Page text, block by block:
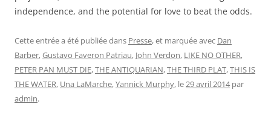
independence, and the potential for love to beat the odds.
Cette entrée a été publiée dans Presse, et marquée avec Dan
Barber,Gustavo Faveron Patriau, John Verdon, LIKE NO OTHER,
PETER PAN MUST DIE,THE ANTIQUARIAN,THE THIRD PLAT,THIS IS
THE WATER, Una LaMarche,Yannick Murphy, le29 avril 2014 par
admin.